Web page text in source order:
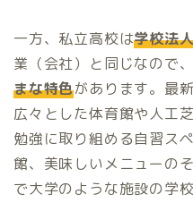
一方、私立高校は学校法
業（会社）と同じなので、
まな特色があります。最
広々とした体育館や人工
勉強に取り組める自習ス
館、美味しいメニューの
で大学のような施設の学